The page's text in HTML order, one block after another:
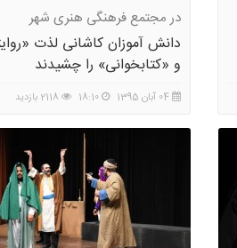
در مجتمع فرهنگی هنری شهر
دانش آموزان کاشانی لذت
و «کتابخوانی» را چشیدند
04 آبان 1395 18:10 2118 بازدید